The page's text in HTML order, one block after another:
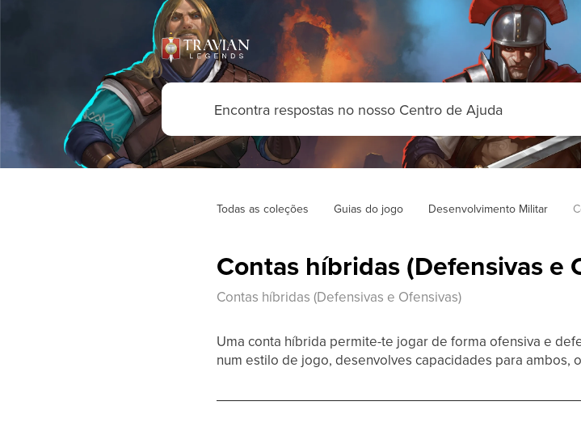
Todas as coleções Guias do jogo Desenvolvimento Militar
Contas híbridas (Defensivas e
Contas híbridas (Defensivas e Ofensivas)
Uma conta híbrida permite-te jogar de forma ofensiva e
num estilo de jogo, desenvolves capacidades para